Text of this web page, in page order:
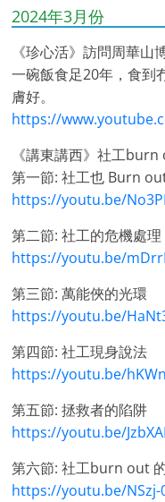
2024年3月份
《珍心活》訪問周華山
一碗飯食足20年，食到
膚好。
https://
《講東講西》社工
第一節: 社工也 Burn
https://youtu.be/
第二節: 社工的危機處理
https://youtu.be/
第三節: 萬能俠的光環
https://youtu.be/
第四節: 社工現身說法
https://youtu.be/
第五節: 拯救者的陷阱
https://youtu.be/
第六節: 社工burn out
https://youtu.be/NSzj-